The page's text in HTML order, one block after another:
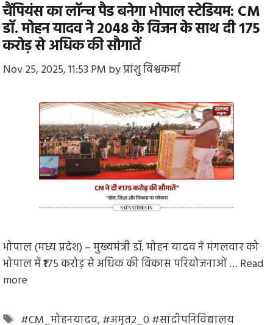
चैंपियंस का लॉन्च पैड बनेगा भोपाल स्टेडियम: CM
डॉ. मोहन यादव ने 2048 के विजन के साथ दी ₹175
करोड़ से अधिक की सौगातें
Nov 25, 2025, 11:53 PM byप्रांशु विश्वकर्मा
भोपाल (मध्य प्रदेश) – मुख्यमंत्री डॉ. मोहन यादव ने मंगलवार को
भोपाल में ₹175 करोड़ से अधिक की विकास परियोजनाओं … Read
more
Tags
#CM_मोहनयादव,#अमृत2_0 #सांदीपनिविद्यालय